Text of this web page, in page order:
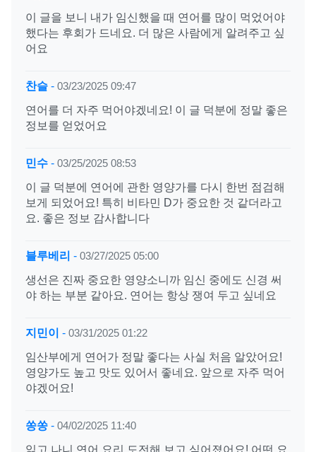
이 글을 보니 내가 임신했을 때 연어를 많이 먹었어야
했다는 후회가 드네요. 더 많은 사람에게 알려주고 싶
어요
찬슬 - 03/23/2025 09:47
연어를 더 자주 먹어야겠네요! 이 글 덕분에 정말 좋은
정보를 얻었어요
민수 - 03/25/2025 08:53
이 글 덕분에 연어에 관한 영양가를 다시 한번 점검해
보게 되었어요! 특히 비타민 D가 중요한 것 같더라고
요. 좋은 정보 감사합니다
블루베리 - 03/27/2025 05:00
생선은 진짜 중요한 영양소니까 임신 중에도 신경 써
야 하는 부분 같아요. 연어는 항상 쟁여 두고 싶네요
지민이 - 03/31/2025 01:22
임산부에게 연어가 정말 좋다는 사실 처음 알았어요!
영양가도 높고 맛도 있어서 좋네요. 앞으로 자주 먹어
야겠어요!
쏭쏭 - 04/02/2025 11:40
읽고 나니 연어 요리 도전해 보고 싶어졌어요! 어떤 요